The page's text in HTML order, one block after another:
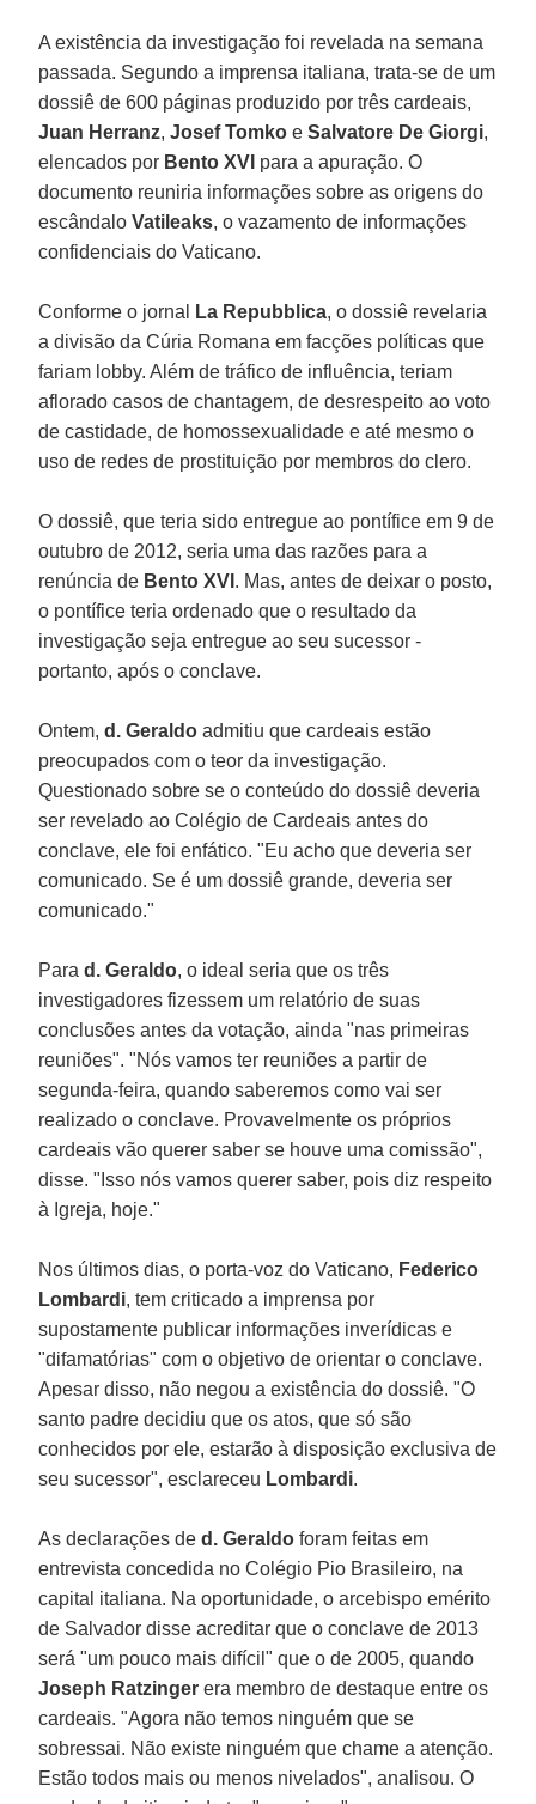
A existência da investigação foi revelada na semana
passada. Segundo a imprensa italiana, trata-se de um
dossiê de 600 páginas produzido por três cardeais,
Juan Herranz,Josef Tomko eSalvatore De Giorgi,
elencados por Bento XVI para a apuração. O
documento reuniria informações sobre as origens do
escândaloVatileaks, o vazamento de informações
confidenciais do Vaticano.
Conforme o jornal La Repubblica, o dossiê revelaria
a divisão da Cúria Romana em facções políticas que
fariam lobby. Além de tráfico de influência, teriam
aflorado casos de chantagem, de desrespeito ao voto
de castidade, de homossexualidade e até mesmo o
uso de redes de prostituição por membros do clero.
O dossiê, que teria sido entregue ao pontífice em 9 de
outubro de 2012, seria uma das razões para a
renúncia de Bento XVI . Mas, antes de deixar o posto,
o pontífice teria ordenado que o resultado da
investigação seja entregue ao seu sucessor -
portanto, após o conclave.
Ontem,d. Geraldo admitiu que cardeais estão
preocupados com o teor da investigação.
Questionado sobre se o conteúdo do dossiê deveria
ser revelado ao Colégio de Cardeais antes do
conclave, ele foi enfático. "Eu acho que deveria ser
comunicado. Se é um dossiê grande, deveria ser
comunicado."
Parad. Geraldo, o ideal seria que os três
investigadores fizessem um relatório de suas
conclusões antes da votação, ainda "nas primeiras
reuniões". "Nós vamos ter reuniões a partir de
segunda-feira, quando saberemos como vai ser
realizado o conclave. Provavelmente os próprios
cardeais vão querer saber se houve uma comissão",
disse. "Isso nós vamos querer saber, pois diz respeito
à Igreja, hoje."
Nos últimos dias, o porta-voz do Vaticano, Federico
Lombardi, tem criticado a imprensa por
supostamente publicar informações inverídicas e
"difamatórias" com o objetivo de orientar o conclave.
Apesar disso, não negou a existência do dossiê. "O
santo padre decidiu que os atos, que só são
conhecidos por ele, estarão à disposição exclusiva de
seu sucessor", esclareceu Lombardi.
As declarações ded. Geraldo foram feitas em
entrevista concedida no Colégio Pio Brasileiro, na
capital italiana. Na oportunidade, o arcebispo emérito
de Salvador disse acreditar que o conclave de 2013
será "um pouco mais difícil" que o de 2005, quando
Joseph Ratzinger era membro de destaque entre os
cardeais. "Agora não temos ninguém que se
sobressai. Não existe ninguém que chame a atenção.
Estão todos mais ou menos nivelados", analisou. O